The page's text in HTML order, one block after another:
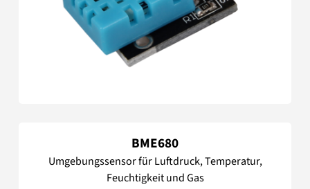
BME680
Umgebungssensor für Luftdruck, Temperatur,
Feuchtigkeit und Gas